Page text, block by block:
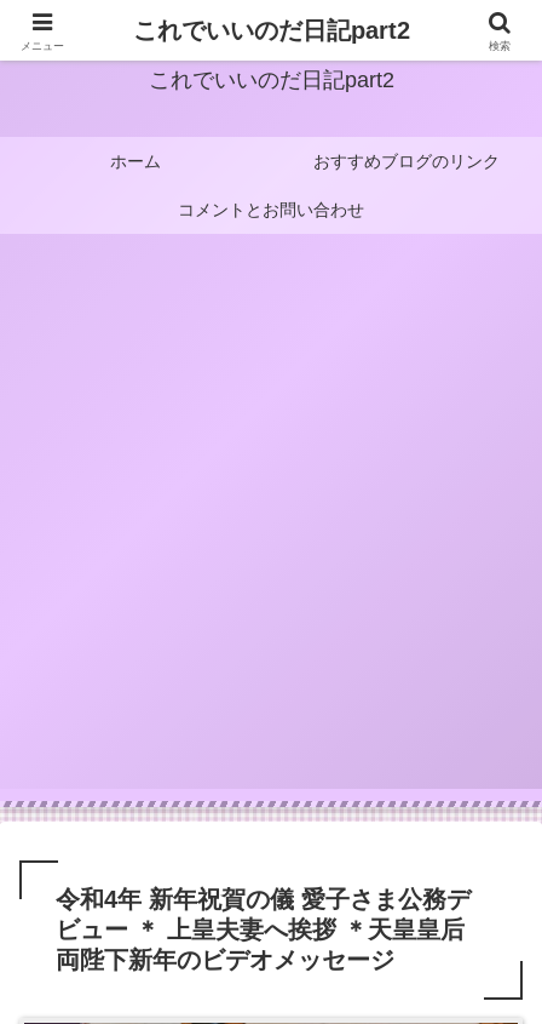
これでいいのだ日記part2
ホーム おすすめブログのリンク
コメントとお問い合わせ
令和4年 新年祝賀の儀 愛子さま公務デ
ビュー ＊ 上皇夫妻へ挨拶 ＊天皇皇后
両陛下新年のビデオメッセージ
メニュー
これでいいのだ日記part2
検索